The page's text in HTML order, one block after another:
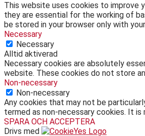
This website uses cookies to improve
they are essential for the working of
be stored in your browser only with
Necessary
Necessary
Alltid aktiverad
Necessary cookies are absolutely
website. These cookies do not store
Non-necessary
Non-necessary
Any cookies that may not be
termed as non-necessary cookies. It
SPARA OCH ACCEPTERA
Drivs med